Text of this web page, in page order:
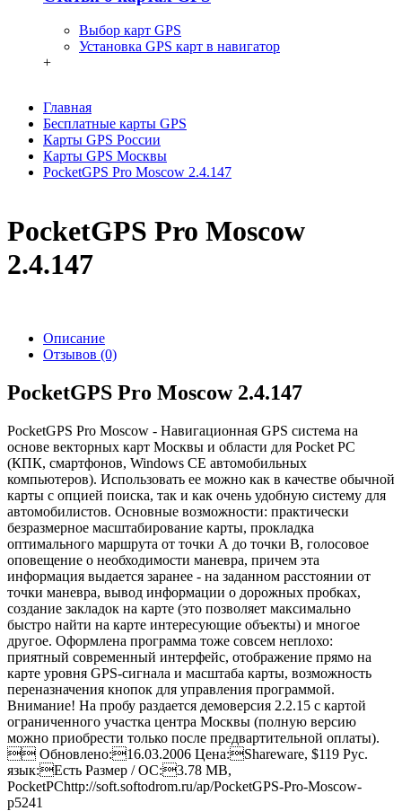
Выбор карт GPS
Установка GPS карт в навигатор
+
Главная
Бесплатные карты GPS
Карты GPS России
Карты GPS Москвы
PocketGPS Pro Moscow 2.4.147
PocketGPS Pro Moscow
2.4.147
Описание
Отзывов (0)
PocketGPS Pro Moscow 2.4.147
PocketGPS Pro Moscow - Навигационная GPS система на
основе векторных карт Москвы и области для Pocket PC
(КПК, смартфонов, Windows CE автомобильных
компьютеров). Использовать ее можно как в качестве обычной
карты с опцией поиска, так и как очень удобную систему для
автомобилистов. Основные возможности: практически
безразмерное масштабирование карты, прокладка
оптимального маршрута от точки А до точки B, голосовое
оповещение о необходимости маневра, причем эта
информация выдается заранее - на заданном расстоянии от
точки маневра, вывод информации о дорожных пробках,
создание закладок на карте (это позволяет максимально
быстро найти на карте интересующие объекты) и многое
другое. Оформлена программа тоже совсем неплохо:
приятный современный интерфейс, отображение прямо на
карте уровня GPS-сигнала и масштаба карты, возможность
переназначения кнопок для управления программой.
Внимание! На пробу раздается демоверсия 2.2.15 с картой
ограниченного участка центра Москвы (полную версию
можно приобрести только после предвартительной оплаты).
 Обновлено:16.03.2006 Цена:Shareware, $119 Рус.
язык:Есть Размер / ОС:3.78 MB,
PocketPChttp://soft.softodrom.ru/ap/PocketGPS-Pro-Moscow-
p5241